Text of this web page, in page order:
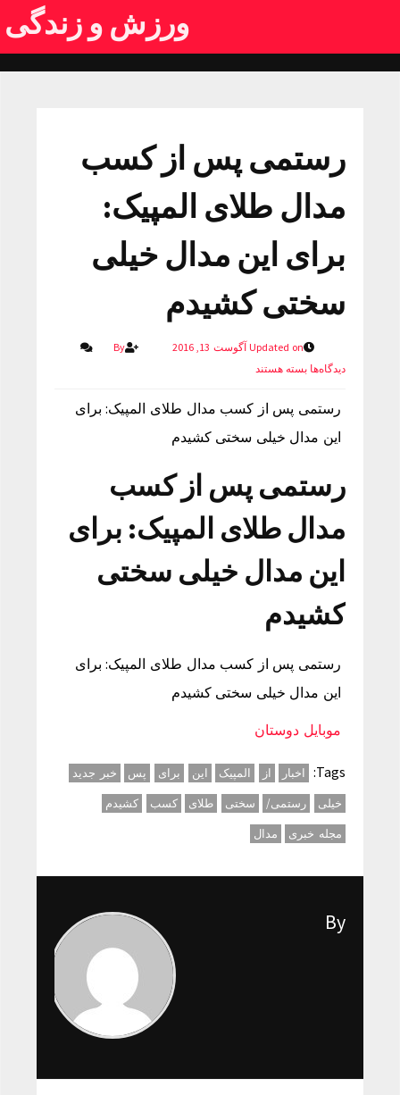
ورزش و زندگی
رستمی پس از کسب
مدال طلای المپیک:
برای این مدال خیلی
سختی کشیدم
Updated on آگوست 13, 2016
By
دیدگاه‌هابسته هستند
رستمی پس از کسب مدال طلای المپیک: برای
این مدال خیلی سختی کشیدم
رستمی پس از کسب
مدال طلای المپیک: برای
این مدال خیلی سختی
کشیدم
رستمی پس از کسب مدال طلای المپیک: برای
این مدال خیلی سختی کشیدم
موبایل دوستان
Tags: اخبار از المپیک این برای پس
خبر جدید
خیلی
رستمی/ سختی طلای کسب
کشیدم
مجله خبری
مدال
By